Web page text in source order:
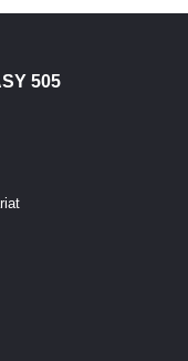
505